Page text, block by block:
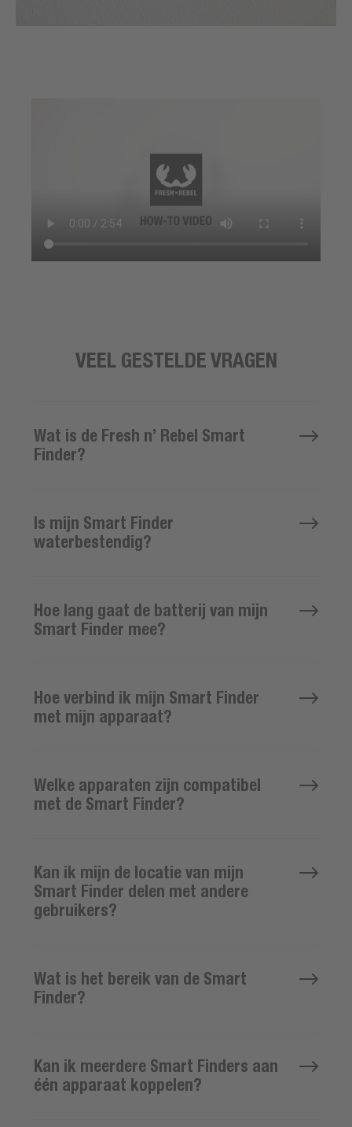
VEEL GESTELDE VRAGEN
Wat is de Fresh n’ Rebel Smart
Finder?
Is mijn Smart Finder
waterbestendig?
Hoe lang gaat de batterij van mijn
Smart Finder mee?
Hoe verbind ik mijn Smart Finder
met mijn apparaat?
Welke apparaten zijn compatibel
met de Smart Finder?
Kan ik mijn de locatie van mijn
Smart Finder delen met andere
gebruikers?
Wat is het bereik van de Smart
Finder?
Kan ik meerdere Smart Finders aan
één apparaat koppelen?